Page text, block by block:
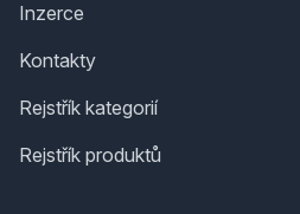
Inzerce
Kontakty
Rejstřík kategorií
Rejstřík produktů